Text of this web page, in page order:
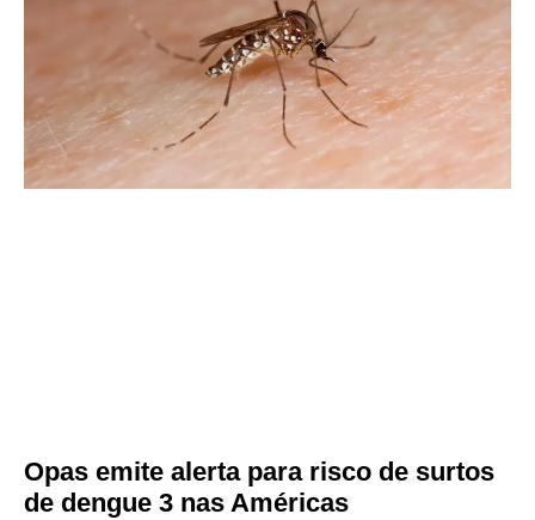
Opas emite alerta para risco de surtos
de dengue 3 nas Américas